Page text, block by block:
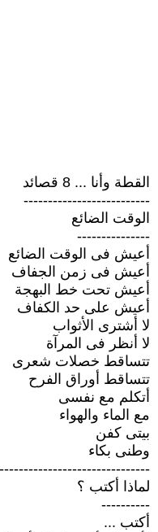
القطة وأنا ... 8 قصائد
--------------------------
الوقت الضائع
---------------
أعيش فى الوقت الضائع
أعيش فى زمن الجفاف
أعيش تحت خط البهجة
أعيش على حد الكفاف
لا أشترى الأثواب
لا أنظر فى المرآة
تتساقط خصلات شعرى
تتساقط أوراق الفرح
أتكلم مع نفسى
مع الماء والهواء
بيتى كفن
وطنى بكاء
لماذا أكتب ؟
----------
أكتب ...